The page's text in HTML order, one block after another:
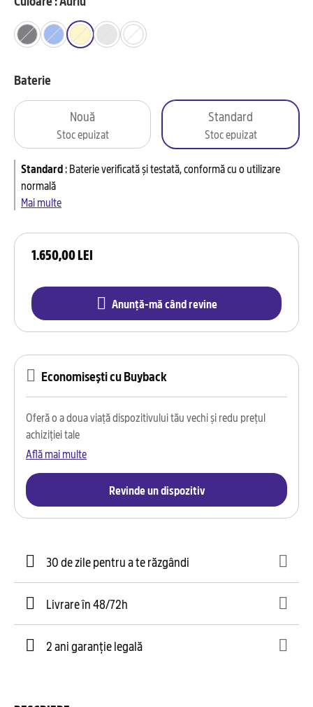
1.650,00 LEI
Anunță-mă când revine
Baterie
Nouă
Stoc epuizat
Standard
Stoc epuizat
Standard:Baterie verificată și testată, conformă cu o utilizare
normală
Mai multe
Economisești cu Buyback
Oferă o a doua viață dispozitivului tău vechi și redu prețul
achiziției tale
Află mai multe
Revinde un dispozitiv
30 de zile pentru a te răzgândi
Livrare în 48/72h
2 ani garanție legală